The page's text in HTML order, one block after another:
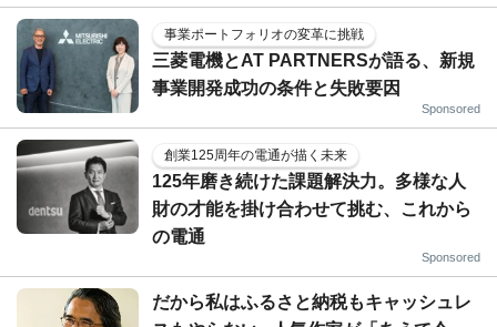
事業ポートフォリオの変革に挑戦
三菱電機とAT PARTNERSが語る、新規
事業開発成功の条件と失敗要因
Sponsored
創業125周年の電通が描く未来
125年磨き続けた課題解決力。多様な人
財の才能を掛け合わせて挑む、これから
の電通
Sponsored
だから私はふるさと納税もキャッシュレ